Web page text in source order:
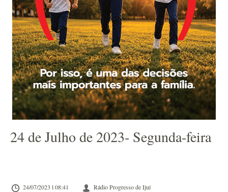
24 de Julho de 2023- Segunda-feira
24/07/2023 l 08:41
Rádio Progresso de Ijuí